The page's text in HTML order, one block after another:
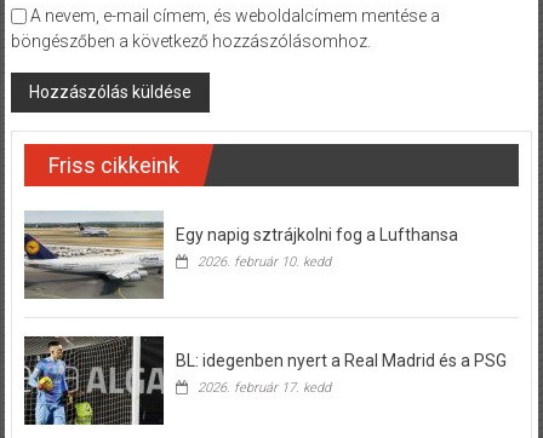
A nevem, e-mail címem, és weboldalcímem mentése a
böngészőben a következő hozzászólásomhoz.
Friss cikkeink
Egy napig sztrájkolni fog a Lufthansa
2026. február 10. kedd
BL: idegenben nyert a Real Madrid és a PSG
2026. február 17. kedd